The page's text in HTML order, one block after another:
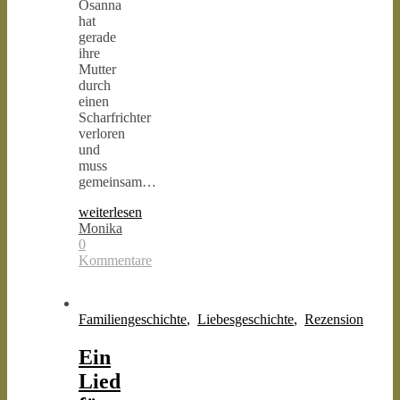
Osanna
hat
gerade
ihre
Mutter
durch
einen
Scharfrichter
verloren
und
muss
gemeinsam…
weiterlesen
Monika
0
Kommentare
Familiengeschichte, Liebesgeschichte, Rezension
Ein
Lied